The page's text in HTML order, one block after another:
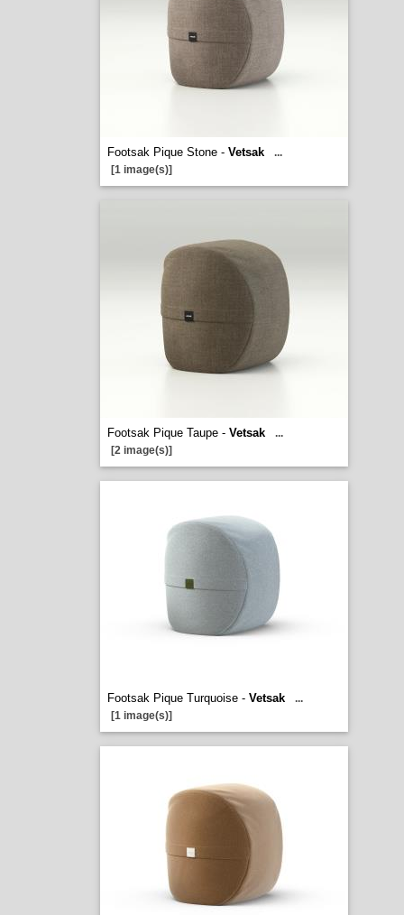
Footsak Pique Stone - Vetsak
...
[1 image(s)]
Footsak Pique Taupe - Vetsak
...
[2 image(s)]
Footsak Pique Turquoise - Vetsak
...
[1 image(s)]